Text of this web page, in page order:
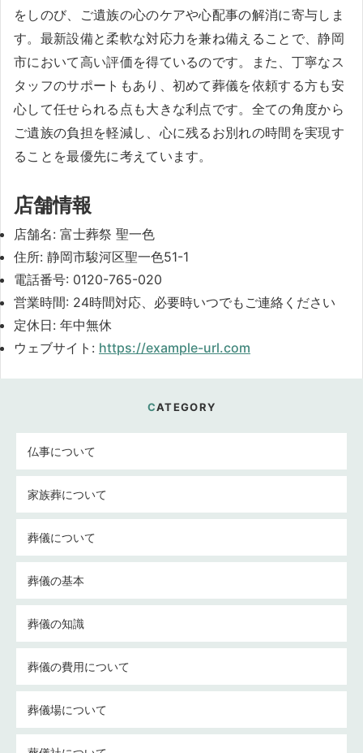
をしのび、ご遺族の心のケアや心配事の解消に寄与しま
す。最新設備と柔軟な対応力を兼ね備えることで、静岡
市において高い評価を得ているのです。また、丁寧なス
タッフのサポートもあり、初めて葬儀を依頼する方も安
心して任せられる点も大きな利点です。全ての角度から
ご遺族の負担を軽減し、心に残るお別れの時間を実現す
ることを最優先に考えています。
店舗情報
店舗名: 富士葬祭 聖一色
住所: 静岡市駿河区聖一色51-1
電話番号: 0120-765-020
営業時間: 24時間対応、必要時いつでもご連絡ください
定休日: 年中無休
ウェブサイト: https://example-url.com
CATEGORY
仏事について
家族葬について
葬儀について
葬儀の基本
葬儀の知識
葬儀の費用について
葬儀場について